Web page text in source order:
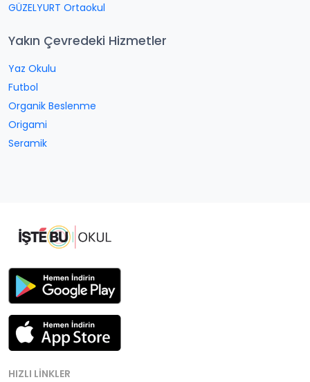
GÜZELYURT Ortaokul
Yakın Çevredeki Hizmetler
Yaz Okulu
Futbol
Organik Beslenme
Origami
Seramik
HIZLI LINKLER